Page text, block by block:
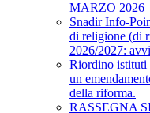
MARZO 2026
Snadir Info-
di religione (di
2026/2027:
Riordino istituti
un
della riforma.
RASSEGNA